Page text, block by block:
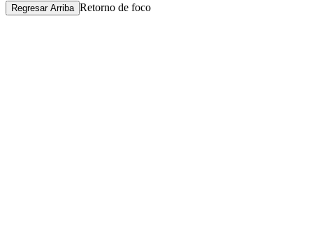
Regresar Arriba Retorno de foco